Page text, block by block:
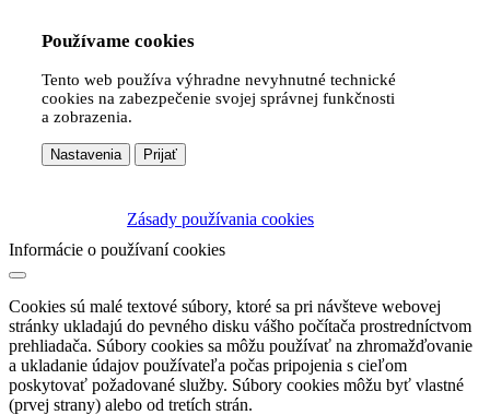
Používame cookies
Tento web používa výhradne nevyhnutné technické
cookies na zabezpečenie svojej správnej funkčnosti
a zobrazenia.
Nastavenia Prijať
Zásady používania cookies
Informácie o používaní cookies
Cookies sú malé textové súbory, ktoré sa pri návšteve webovej
stránky ukladajú do pevného disku vášho počítača prostredníctvom
prehliadača. Súbory cookies sa môžu používať na zhromažďovanie
a ukladanie údajov používateľa počas pripojenia s cieľom
poskytovať požadované služby. Súbory cookies môžu byť vlastné
(prvej strany) alebo od tretích strán.